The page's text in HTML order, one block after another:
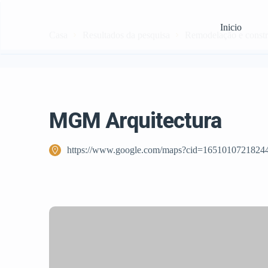
Inicio
Remodelação e
MGM Arquitectura
https://www.google.com/